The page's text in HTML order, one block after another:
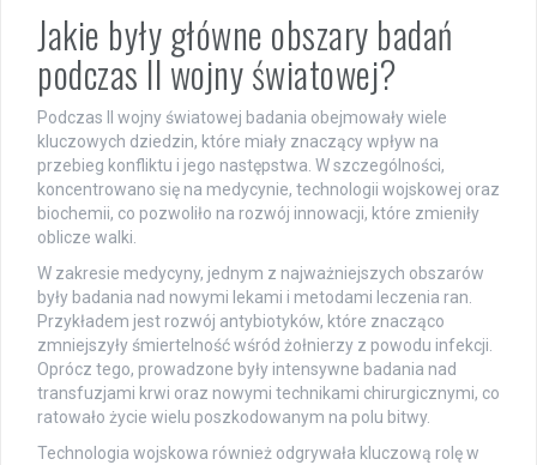
Jakie były główne obszary badań
podczas II wojny światowej?
Podczas II wojny światowej badania obejmowały wiele
kluczowych dziedzin, które miały znaczący wpływ na
przebieg konfliktu i jego następstwa. W szczególności,
koncentrowano się na medycynie, technologii wojskowej oraz
biochemii, co pozwoliło na rozwój innowacji, które zmieniły
oblicze walki.
W zakresie medycyny, jednym z najważniejszych obszarów
były badania nad nowymi lekami i metodami leczenia ran.
Przykładem jest rozwój antybiotyków, które znacząco
zmniejszyły śmiertelność wśród żołnierzy z powodu infekcji.
Oprócz tego, prowadzone były intensywne badania nad
transfuzjami krwi oraz nowymi technikami chirurgicznymi, co
ratowało życie wielu poszkodowanym na polu bitwy.
Technologia wojskowa również odgrywała kluczową rolę w